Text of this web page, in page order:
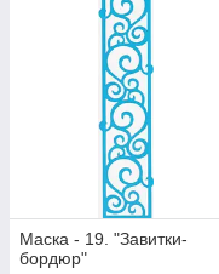
Маска - 19. "Завитки-
бордюр"